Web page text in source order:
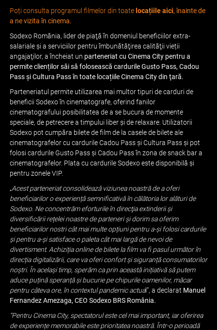
Poți consulta programul filmelor din toate locațiile aici, înainte de
a ne vizita în cinema.
Sodexo România, lider de piaţă în domeniul beneficiilor extra-
salariale și a serviciilor pentru îmbunătăţirea calităţii vieții
angajaţilor, a încheiat un parteneriat cu Cinema City pentru a
permite clienților săi să folosească cardurile Gusto Pass, Cadou
Pass şi Cultura Pass în toate locațiile Cinema City din ţară.
Parteneriatul permite utilizarea mai multor tipuri de carduri de
beneficii Sodexo în cinematografe, oferind fanilor
cinematografului posibilitatea de a se bucura de momente
speciale, de petrecere a timpului liber şi de relaxare. Utilizatorii
Sodexo pot cumpăra bilete de film de la casele de bilete ale
cinematografelor cu cardurile Cadou Pass și Cultura Pass și pot
folosi cardurile Gusto Pass și Cadou Pass în zona de snack bar a
cinematografelor. Plata cu cardurile Sodexo este disponibilă şi
pentru zonele VIP.
„Acest parteneriat consolidează viziunea noastră de a oferi
beneficiarilor o experiență semnificativă în călătoria lor alături de
Sodexo. Ne concentrăm eforturile în direcţia extinderii și
diversificării rețelei noastre de parteneri și dorim sa oferim
beneficiarilor nostri cât mai multe opțiuni pentru a-și folosi cardurile
și pentru a-şi satisface o paleta cât mai largă de nevoi de
divertisment. Achiziția online de bilete la film va fi pasul următor în
direcția digitalizării, care va oferi confort și siguranță consumatorilor
noștri. În același timp, sperăm ca prin această inițiativă să putem
aduce puțină speranță și bucurie pe chipurile oamenilor, măcar
pentru câteva ore, în contextul pandemic actual”, a declarat Manuel
Fernandez Amezaga, CEO Sodexo BRS România.
“Pentru Cinema City, spectatorul este cel mai important, iar oferirea
de experiențe memorabile este prioritatea noastră. Într-o perioadă